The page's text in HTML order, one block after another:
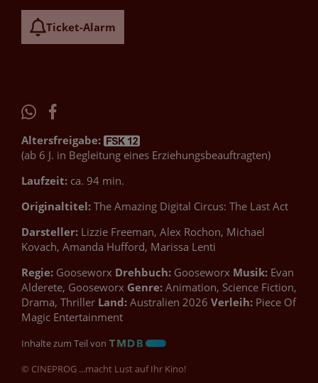
Ticket-Alarm
Altersfreigabe:
(ab 6 J. in Begleitung eines Erziehungsbeauftragten)
Laufzeit: ca. 94 min.
Originaltitel: The Amazing Digital Circus: The Last Act
Darsteller: Lizzie Freeman, Alex Rochon, Michael
Kovach, Amanda Hufford, Marissa Lenti
Regie: Gooseworx Drehbuch: Gooseworx Musik: Evan
Alderete, Gooseworx Genre: Animation, Science Fiction,
Drama, Thriller Land: Australien 2026 Verleih: Piece Of
Magic Entertainment
Inhalte zum Teil von
© CINEPROG ...macht Lust auf Ihr Kino!